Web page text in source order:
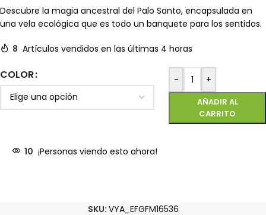
Descubre la magia ancestral del Palo Santo, encapsulada en
una vela ecológica que es todo un banquete para los sentidos.
8 Artículos vendidos en las últimas 4 horas
COLOR - +
AÑADIR AL
CARRITO
10 ¡Personas viendo esto ahora!
SKU: VYA_EFGFM16536